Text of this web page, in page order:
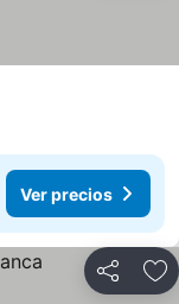
Ver precios
Compartir